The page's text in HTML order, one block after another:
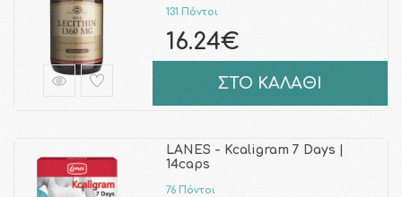
131 Πόντοι
16.24€
ΣΤΟ ΚΑΛΑΘΙ
LANES - Kcaligram 7 Days |
14caps
76 Πόντοι